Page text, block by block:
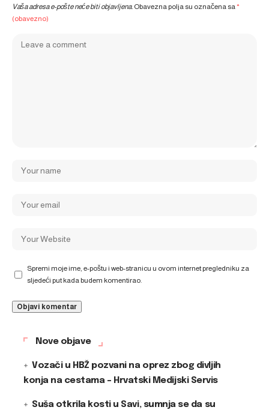
Vaša adresa e-pošte neće biti objavljena. Obavezna polja su označena sa*
(obavezno)
Spremi moje ime, e-poštu i web-stranicu u ovom internet pregledniku za
sljedeći put kada budem komentirao.
Nove objave
Vozači u HBŽ pozvani na oprez zbog divljih
konja na cestama – Hrvatski Medijski Servis
Suša otkrila kosti u Savi, sumnja se da su